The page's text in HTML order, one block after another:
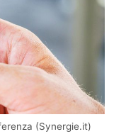
(Synergie.it)